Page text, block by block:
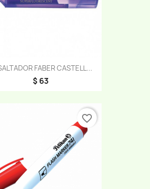
FABER CASTELL...
$ 63
favorite_border